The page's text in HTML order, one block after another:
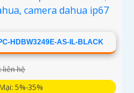
HDBW3249E-AS-IL-BLACK
liên hệ
5%-35%